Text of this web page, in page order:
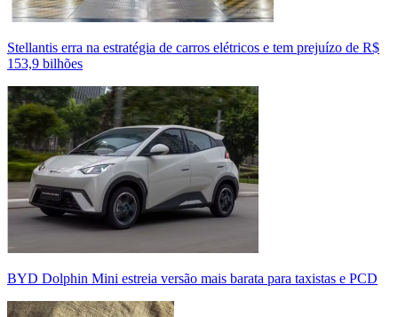
Stellantis erra na estratégia de carros elétricos e tem prejuízo de R$
153,9 bilhões
BYD Dolphin Mini estreia versão mais barata para taxistas e PCD